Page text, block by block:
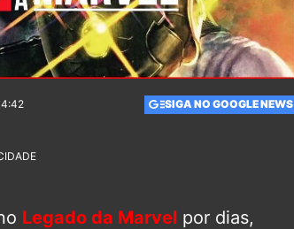
SIGA NO GOOGLE NEWS
Legado da Marvel por dias,